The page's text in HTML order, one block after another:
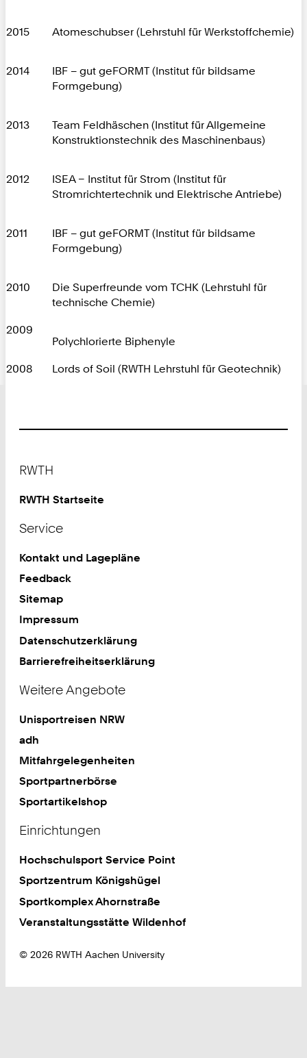
2015 Atomeschubser (Lehrstuhl für Werkstoffchemie)
2014
IBF – gut geFORMT (Institut für bildsame
Formgebung)
2013
Team Feldhäschen (Institut für Allgemeine
Konstruktionstechnik des Maschinenbaus)
2012
ISEA – Institut für Strom (Institut für
Stromrichtertechnik und Elektrische Antriebe)
2011
IBF – gut geFORMT (Institut für bildsame
Formgebung)
2010
Die Superfreunde vom TCHK (Lehrstuhl für
technische Chemie)
2009
Polychlorierte Biphenyle
2008 Lords of Soil (RWTH Lehrstuhl für Geotechnik)
RWTH
RWTH Startseite
Service
Kontakt und Lagepläne
Feedback
Sitemap
Impressum
Datenschutzerklärung
Barrierefreiheitserklärung
Weitere Angebote
Unisportreisen NRW
adh
Mitfahrgelegenheiten
Sportpartnerbörse
Sportartikelshop
Einrichtungen
Hochschulsport Service Point
Sportzentrum Königshügel
Sportkomplex Ahornstraße
Veranstaltungsstätte Wildenhof
© 2026 RWTH Aachen University